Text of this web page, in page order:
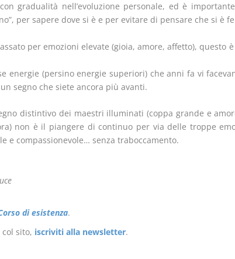
gradualità nell’evoluzione personale, ed è
per sapere dove si è e per evitare di pensare che si è
per emozioni elevate (gioia, amore, affetto), questo
energie (persino energie superiori) che anni fa vi
segno che siete ancora più avanti.
distintivo dei maestri illuminati (coppa grande e
non è il piangere di continuo per via delle troppe
e compassionevole… senza traboccamento.
di esistenza.
sito, iscriviti alla newsletter.